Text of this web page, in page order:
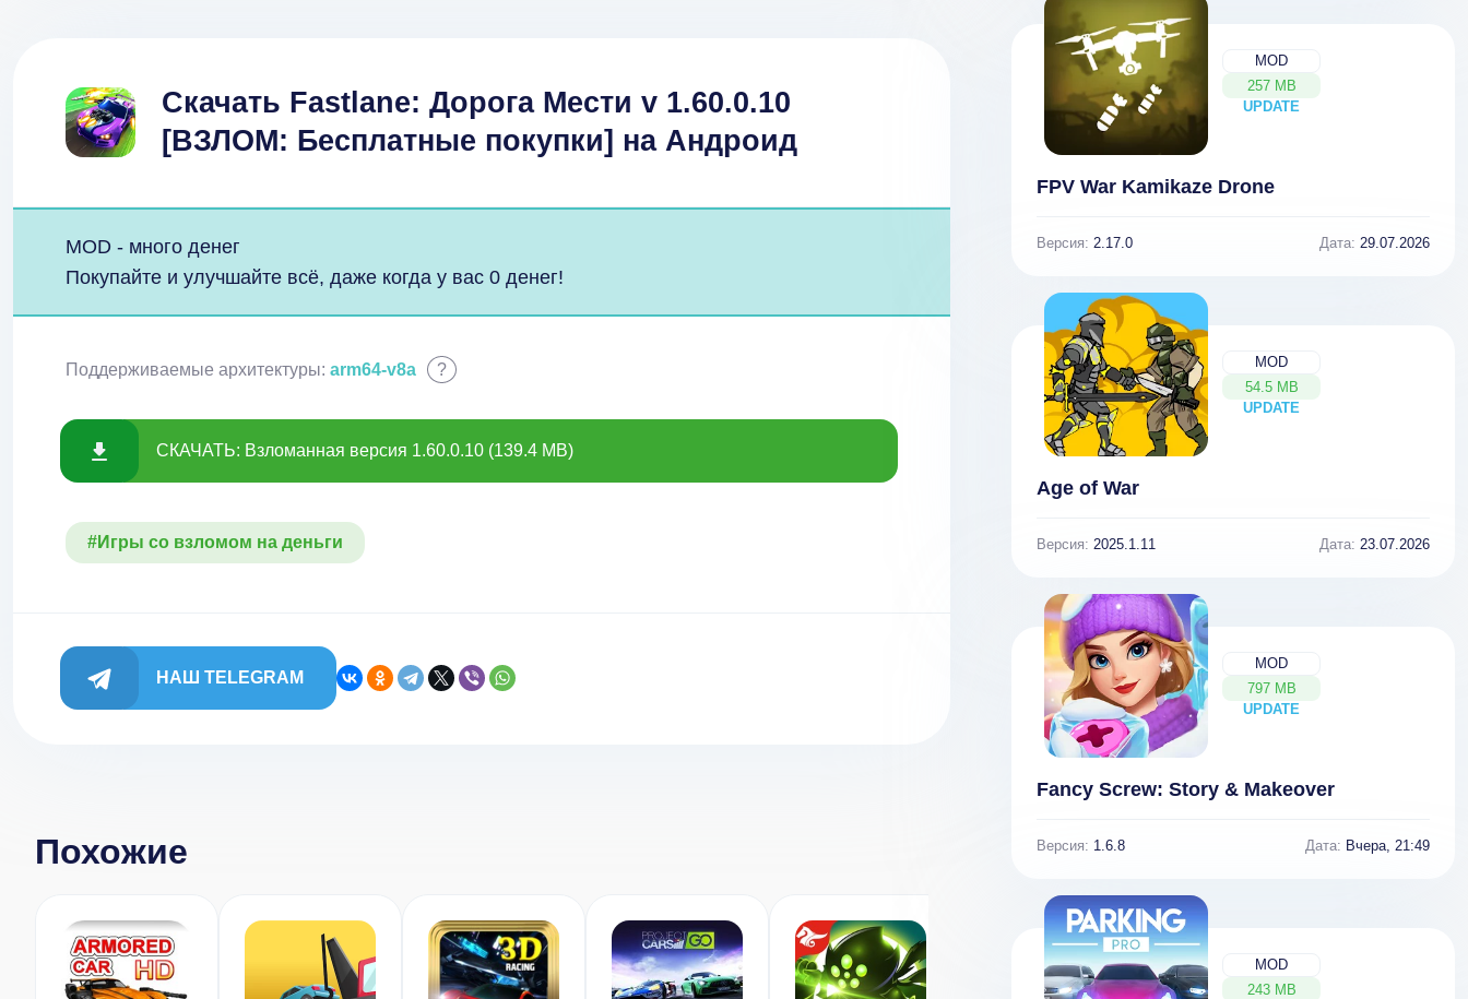
Скачать Fastlane: Дорога Мести v 1.60.0.10
[ВЗЛОМ: Бесплатные покупки] на Андроид
MOD - много денег
Покупайте и улучшайте всё, даже когда у вас 0 денег!
Поддерживаемые архитектуры: arm64-v8a ?
СКАЧАТЬ: Взломанная версия 1.60.0.10 (139.4 MB)
#Игры со взломом на деньги
НАШ TELEGRAM
Похожие
MOD
257 MB
UPDATE
NEW
FPV War Kamikaze Drone
Версия: 2.17.0 Дата: 29.07.2026
MOD
54.5 MB
UPDATE
NEW
Age of War
Версия: 2025.1.11 Дата: 23.07.2026
MOD
797 MB
UPDATE
NEW
Fancy Screw: Story & Makeover
Версия: 1.6.8 Дата: Вчера, 21:49
MOD
243 MB